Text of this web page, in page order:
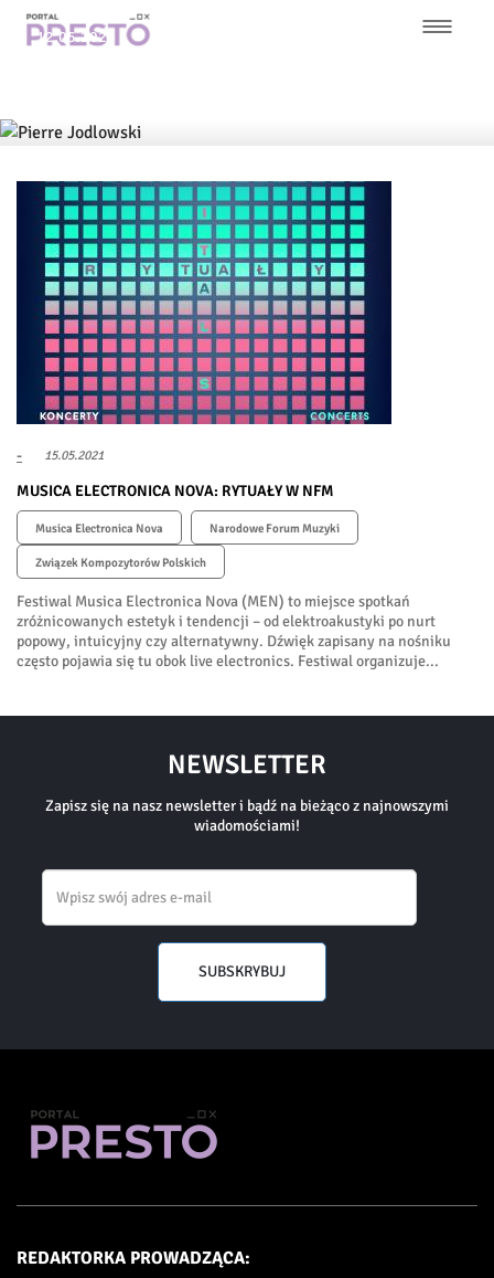
Przejdź
nawigacja
12.05.2023
- 15.05.2021
MUSICA ELECTRONICA NOVA: RYTUAŁY W NFM
Musica Electronica Nova Narodowe Forum Muzyki
Związek Kompozytorów Polskich
Festiwal Musica Electronica Nova (MEN) to miejsce spotkań
zróżnicowanych estetyk i tendencji – od elektroakustyki po nurt
popowy, intuicyjny czy alternatywny. Dźwięk zapisany na nośniku
często pojawia się tu obok live electronics. Festiwal organizuje...
NEWSLETTER
Zapisz się na nasz newsletter i bądź na bieżąco z najnowszymi
wiadomościami!
SUBSKRYBUJ
REDAKTORKA PROWADZĄCA: